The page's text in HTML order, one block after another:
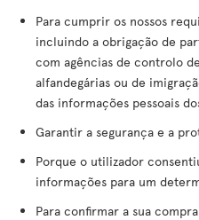
Para cumprir os nossos
incluindo a obrigação de
com agências de controlo
alfandegárias ou de
das informações pessoais
Garantir a segurança e a
Porque o utilizador
informações para um
Para confirmar a sua